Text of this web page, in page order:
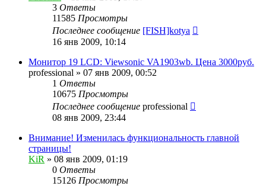
3 Ответы
11585 Просмотры
Последнее сообщение [FISH]kotya
16 янв 2009, 10:14
Монитор 19 LCD: Viewsonic VA1903wb. Цена 3000руб.
professional » 07 янв 2009, 00:52
1 Ответы
10675 Просмотры
Последнее сообщение professional
08 янв 2009, 23:44
Внимание! Изменилась функциональность главной
страницы!
KiR » 08 янв 2009, 01:19
0 Ответы
15126 Просмотры